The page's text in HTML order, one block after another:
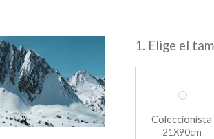
1. Elige el
Coleccionista
21X90cm